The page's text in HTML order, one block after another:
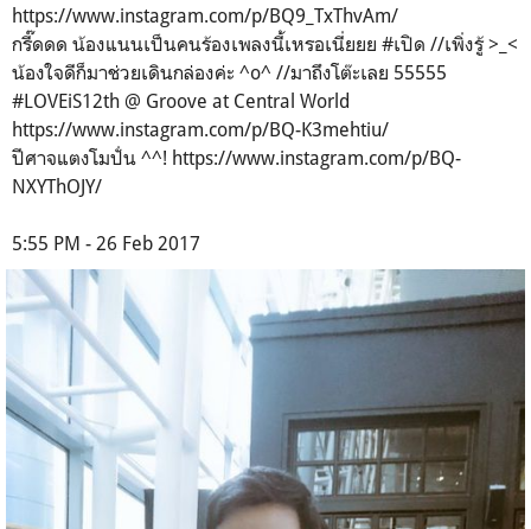
https://www.instagram.com/p/BQ9_TxThvAm/
กรี๊ดดด น้องแนนเป็นคนร้องเพลงนี้เหรอเนี่ยยย #เปิด //เพิ่งรู้ >_<
น้องใจดีก็มาช่วยเดินกล่องค่ะ ^o^ //มาถึงโต๊ะเลย 55555
#LOVEiS12th @ Groove at Central World
https://www.instagram.com/p/BQ-K3mehtiu/
ปีศาจแตงโมปั่น ^^! https://www.instagram.com/p/BQ-
NXYThOJY/
5:55 PM - 26 Feb 2017